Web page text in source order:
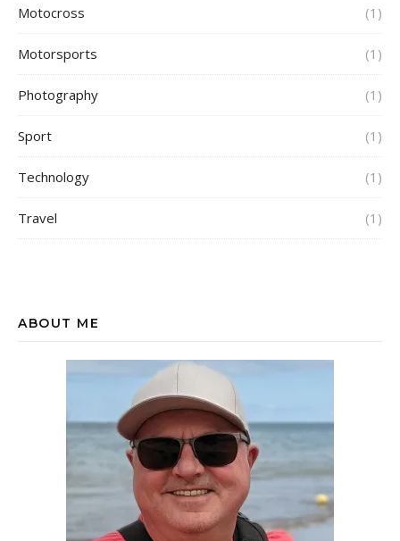
Motocross (1)
Motorsports (1)
Photography (1)
Sport (1)
Technology (1)
Travel (1)
ABOUT ME